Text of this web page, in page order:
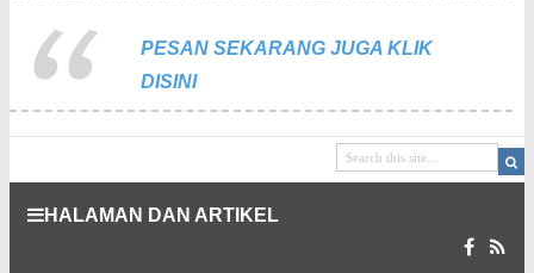
PESAN SEKARANG JUGA KLIK
DISINI
HALAMAN DAN ARTIKEL